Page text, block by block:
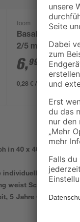
toom
Basaltsplitt
2/5 mm 25 kg
6,99
0,28 € / Kilogramm
in 40 x 40 x 4 cm
individuell
weist Schmutz ab
5 Jahre Garantie